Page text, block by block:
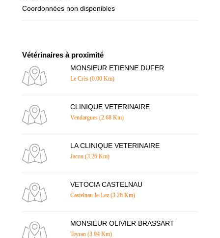
Coordonnées non disponibles
Vétérinaires à proximité
MONSIEUR ETIENNE DUFER
Le Crès (0.00 Km)
CLINIQUE VETERINAIRE
Vendargues (2.68 Km)
LA CLINIQUE VETERINAIRE
Jacou (3.26 Km)
VETOCIA CASTELNAU
Castelnau-le-Lez (3.26 Km)
MONSIEUR OLIVIER BRASSART
Teyran (3.94 Km)